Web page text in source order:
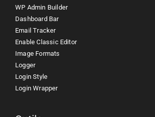
WP Admin Builder
Dashboard Bar
Email Tracker
Enable Classic Editor
Image Formats
Logger
Login Style
Login Wrapper